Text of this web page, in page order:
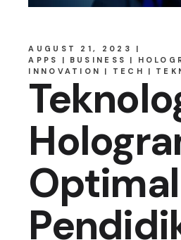
AUGUST 21, 2023
APPS
BUSINESS
INNOVATION
TECH